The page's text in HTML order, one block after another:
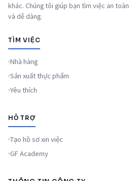
khác. Chúng tôi giúp bạn tìm việc an toàn
và dễ dàng.
TÌM VIỆC
Nhà hàng
Sản xuất thực phẩm
Yêu thích
HỖ TRỢ
Tạo hồ sơ xin việc
GF Academy